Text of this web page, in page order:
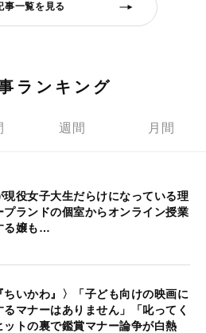
事一覧を見る
ランキング
週間 月間
現役女子大生だらけになっている理
プランドの個室からオンライン授業
る嬢も…
ちいかわ』〉「子ども向けの映画に
るマナーはありません」「叱ってく
ットの裏で鑑賞マナー論争が白熱